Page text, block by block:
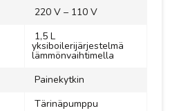
220 V – 110 V
1,5 L
yksiboilerijärjestelmä
lämmönvaihtimella
Painekytkin
Tärinäpumppu